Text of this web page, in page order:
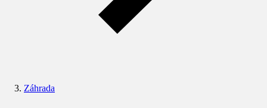
Záhrada